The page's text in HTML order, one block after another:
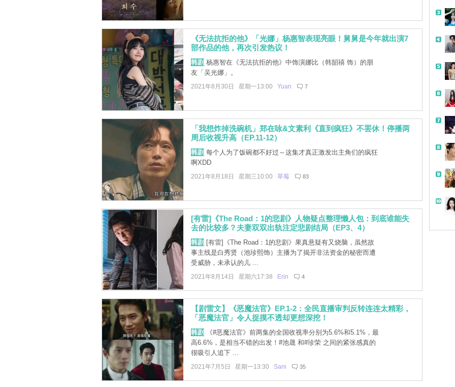
《无法抗拒的他》「光娜」杨惠智表现亮眼！舅舅是今年就出演7
部作品的他，再次引发热议！
韩剧 杨惠智在《无法抗拒的他》中饰演娜比（韩韶禧 饰）的朋
友「吴光娜」。
2021年8月30日 星期一13:00 Yuan 7
「我想炸掉洗碗机」郑在咏&文素利《直到疯狂》不罢休！停播两
周后收视升高（EP.11-12）
韩剧 每个人为了饭碗都不好过～这集才真正激发出主角们的疯狂
啊XDD
2021年8月18日 星期三10:00 草莓 83
[有雷]《The Road：1的悲剧》人物疑点整理懒人包：到底谁能失
去的比较多？夫妻双双出轨注定悲剧结局（EP3、4）
韩剧 [有雷]《The Road：1的悲剧》果真悬疑有又烧脑，虽然故
事主线是白秀贤（池珍熙饰）主播为了揭开非法资金的秘密而遭
受威胁，未承认的儿 ...
2021年8月14日 星期六17:38 Erin 4
【剧雷文】《恶魔法官》EP.1-2：全民直播审判反转连连太精彩，
「恶魔法官」令人捉摸不透却更想深挖！
韩剧 《#恶魔法官》前两集的全国收视率分别为5.6%和5.1%，最
高6.6%，是相当不错的出发！#池晟 和#珍荣 之间的紧张感真的
很吸引人追下 ...
2021年7月5日 星期一13:30 Sani 35
带